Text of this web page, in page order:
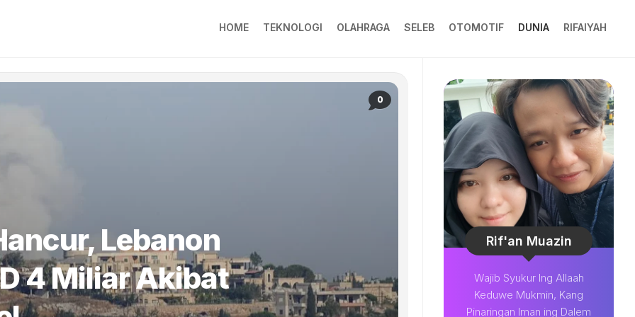
HOME TEKNOLOGI OLAHRAGA SELEB OTOMOTIF DUNIA RIFAIYAH
0
Lebanon
4 Miliar Akibat
Rif'an Muazin
Wajib Syukur Ing Allaah
Keduwe Mukmin, Kang
Pinaringan Iman ing Dalem